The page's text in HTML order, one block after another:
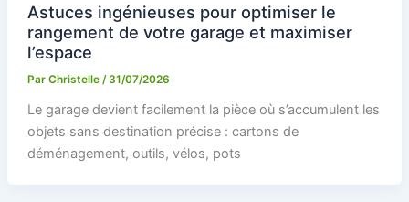
Astuces ingénieuses pour optimiser le
rangement de votre garage et maximiser
l’espace
Par Christelle / 31/07/2026
Le garage devient facilement la pièce où s’accumulent les
objets sans destination précise : cartons de
déménagement, outils, vélos, pots